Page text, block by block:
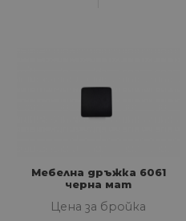
Мебелна дръжка 6061
черна мат
Цена за бройка